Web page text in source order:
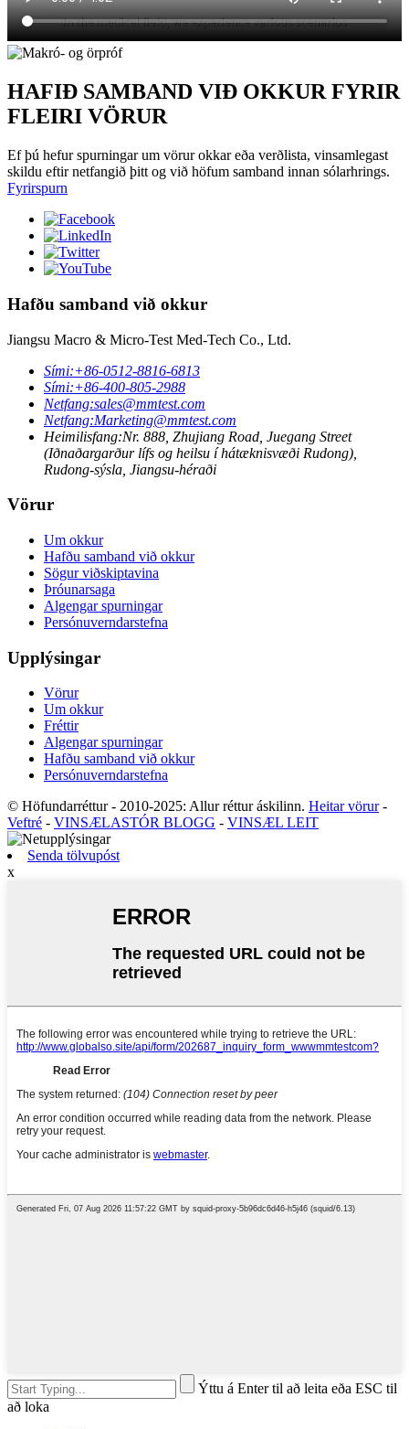
HAFIÐ SAMBAND VIÐ OKKUR FYRIR
FLEIRI VÖRUR
Ef þú hefur spurningar um vörur okkar eða verðlista, vinsamlegast
skildu eftir netfangið þitt og við höfum samband innan sólarhrings.
Fyrirspurn
Hafðu samband við okkur
Jiangsu Macro & Micro-Test Med-Tech Co., Ltd.
Sími:+86-0512-8816-6813
Sími:+86-400-805-2988
Netfang:sales@mmtest.com
Netfang:Marketing@mmtest.com
Heimilisfang:Nr. 888, Zhujiang Road, Juegang Street
(Iðnaðargarður lífs og heilsu í hátæknisvæði Rudong),
Rudong-sýsla, Jiangsu-héraði
Vörur
Um okkur
Hafðu samband við okkur
Sögur viðskiptavina
Þróunarsaga
Algengar spurningar
Persónuverndarstefna
Upplýsingar
Vörur
Um okkur
Fréttir
Algengar spurningar
Hafðu samband við okkur
Persónuverndarstefna
© Höfundarréttur - 2010-2025: Allur réttur áskilinn. Heitar vörur-
Veftré - VINSÆLASTÓR BLOGG - VINSÆL LEIT
Senda tölvupóst
x
Ýttu á Enter til að leita eða ESC til
að loka